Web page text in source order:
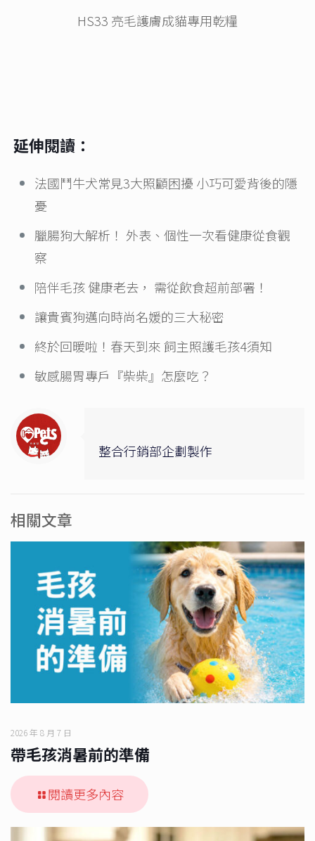
HS33 亮毛護膚成貓專用乾糧
延伸閱讀：
法國鬥牛犬常見3大照顧困擾 小巧可愛背後的隱
憂
臘腸狗大解析！ 外表、個性一次看健康從食觀
察
陪伴毛孩 健康老去， 需從飲食超前部署！
讓貴賓狗邁向時尚名媛的三大秘密
終於回暖啦！春天到來 飼主照護毛孩4須知
敏感腸胃專戶『柴柴』怎麼吃？
整合行銷部企劃製作
相關文章
2026 年 8 月 7 日
帶毛孩消暑前的準備
閱讀更多內容